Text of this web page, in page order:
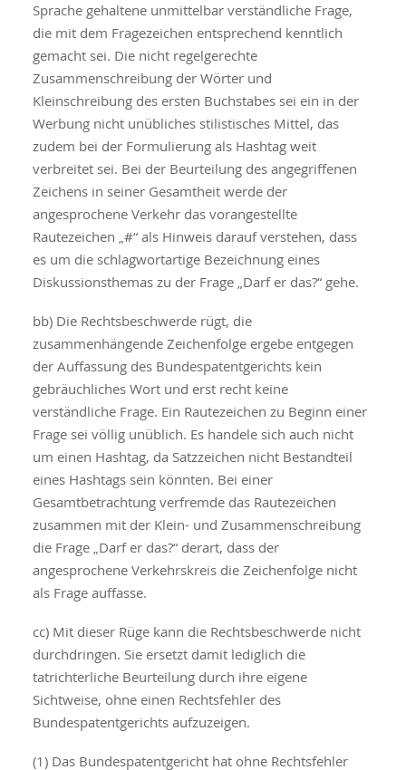
Sprache gehaltene unmittelbar verständliche Frage,
die mit dem Fragezeichen entsprechend kenntlich
gemacht sei. Die nicht regelgerechte
Zusammenschreibung der Wörter und
Kleinschreibung des ersten Buchstabes sei ein in der
Werbung nicht unübliches stilistisches Mittel, das
zudem bei der Formulierung als Hashtag weit
verbreitet sei. Bei der Beurteilung des angegriffenen
Zeichens in seiner Gesamtheit werde der
angesprochene Verkehr das vorangestellte
Rautezeichen „#“ als Hinweis darauf verstehen, dass
es um die schlagwortartige Bezeichnung eines
Diskussionsthemas zu der Frage „Darf er das?“ gehe.
bb) Die Rechtsbeschwerde rügt, die
zusammenhängende Zeichenfolge ergebe entgegen
der Auffassung des Bundespatentgerichts kein
gebräuchliches Wort und erst recht keine
verständliche Frage. Ein Rautezeichen zu Beginn einer
Frage sei völlig unüblich. Es handele sich auch nicht
um einen Hashtag, da Satzzeichen nicht Bestandteil
eines Hashtags sein könnten. Bei einer
Gesamtbetrachtung verfremde das Rautezeichen
zusammen mit der Klein- und Zusammenschreibung
die Frage „Darf er das?“ derart, dass der
angesprochene Verkehrskreis die Zeichenfolge nicht
als Frage auffasse.
cc) Mit dieser Rüge kann die Rechtsbeschwerde nicht
durchdringen. Sie ersetzt damit lediglich die
tatrichterliche Beurteilung durch ihre eigene
Sichtweise, ohne einen Rechtsfehler des
Bundespatentgerichts aufzuzeigen.
(1) Das Bundespatentgericht hat ohne Rechtsfehler